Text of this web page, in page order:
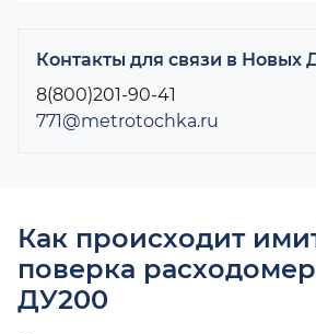
Контакты для связи в Новых
8(800)201-90-41
771@metrotochka.ru
Как происходит
поверка
ДУ200